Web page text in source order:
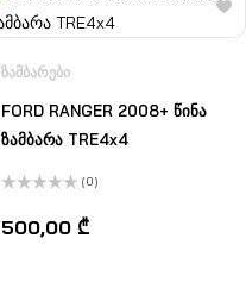
ᲖᲐᲛᲑᲐᲠᲔᲑᲘ
FORD RANGER 2008+ წინა
ზამბარა TRE4x4
0,
5-
(0)
500,00 ₾